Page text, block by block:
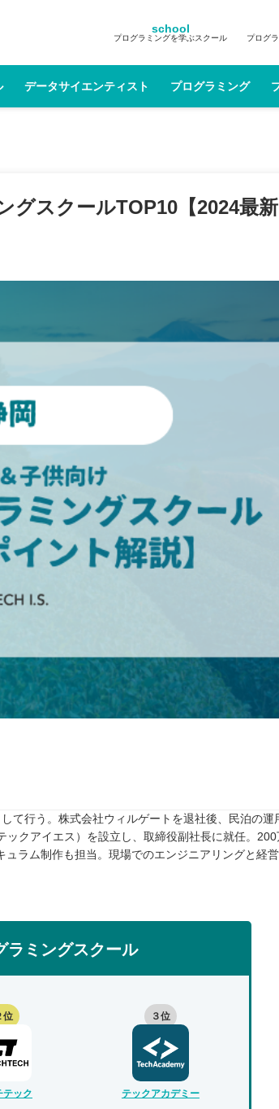
school
プログラミングを学ぶスクール プログ
データサイエンティスト プログラミング
グスクールTOP10【2024最新
て行う。株式会社ウィルゲートを退社後、民泊の運
クアイエス）を設立し、取締役副社長に就任。200
ラム制作も担当。現場でのエンジニアリングと経
ラミングスクール
位
テック
３位
テックアカデミー